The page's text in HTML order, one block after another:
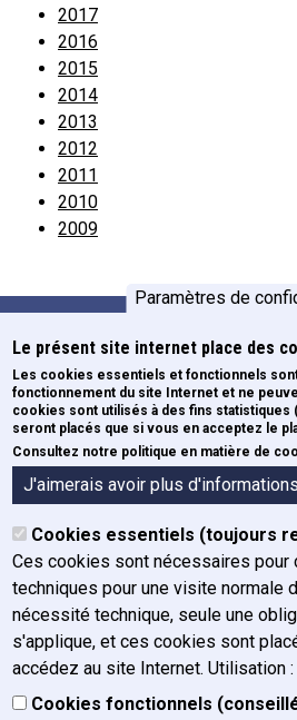
Paramètres de
Le présent site internet place des
Les cookies essentiels et fonctionnels
fonctionnement du site Internet et ne
cookies sont utilisés à des fins statistiques
seront placés que si vous en acceptez le
Consultez notre politique en matière de
J'aimerais avoir plus d'informations
Cookies essentiels (toujours
Ces cookies sont nécessaires pour
techniques pour une visite normale
nécessité technique, seule une
s'applique, et ces cookies sont
accédez au site Internet. Utilisation
Cookies fonctionnels
2017
2016
2015
2014
2013
2012
2011
2010
2009
Pied de page
Formations
Newsletters
ECE
Formulaires
A propos de l'IFJ
Organigramme
Organes
Historique
Mission, vision et valeurs
Rapport annuel
Plan de gestion
Actualités